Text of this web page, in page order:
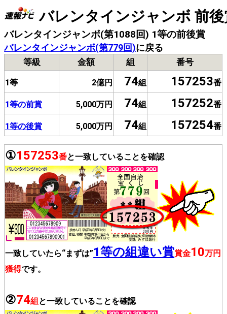
バレンタインジャンボ 前後
バレンタインジャンボ(第1088回) 1等の前後賞
バレンタインジャンボ(第779回)に戻る
等級 金額 組 番号
1等 2億円 74組 157253番
1等の前賞 5,000万円 74組 157252番
1等の後賞 5,000万円 74組 157254番
①157253番と一致していることを確認
一致していたら“まずは”1等の組違い賞賞金10万円
獲得です。
②74組 と一致していることを確認